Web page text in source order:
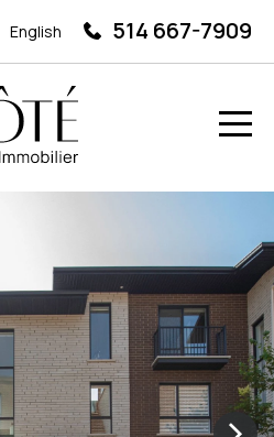
English 514 667-7909